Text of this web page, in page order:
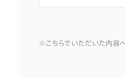
※こちらでいただいた内容